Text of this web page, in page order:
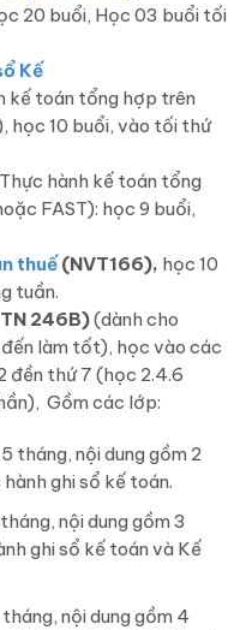
20 buổi, Học 03 buổi tối
Kế
kế toán tổng hợp trên
học 10 buổi, vào tối thứ
hành kế toán tổng
FAST): học 9 buổi,
thuế (NVT166), học 10
tuần.
246B)(dành cho
làm tốt), học vào các
đền thứ 7 (học 2.4.6
Gồm các lớp:
tháng, nội dung gồm 2
ghi sổ kế toán.
nội dung gồm 3
ghi sổ kế toán và Kế
nội dung gồm 4